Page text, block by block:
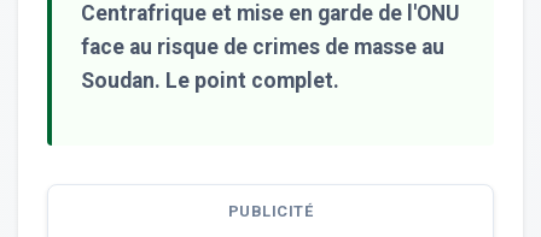
Centrafrique et mise en garde de l'ONU
face au risque de crimes de masse au
Soudan. Le point complet.
PUBLICITÉ